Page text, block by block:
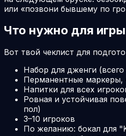
или «позвони бывшему по
Что нужно для игры
Вот твой чеклист для
Набор для дженги (всего
Перманентные маркеры,
Напитки для всех
Ровная и устойчивая
пол)
3–10 игроков
По желанию: бокал для